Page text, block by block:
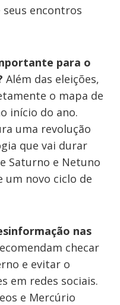
encontros
para o
Além das eleições,
o mapa de
início do ano.
uma revolução
que vai durar
Saturno e Netuno
um novo ciclo de
nas
checar
e evitar o
em redes sociais.
e Mercúrio